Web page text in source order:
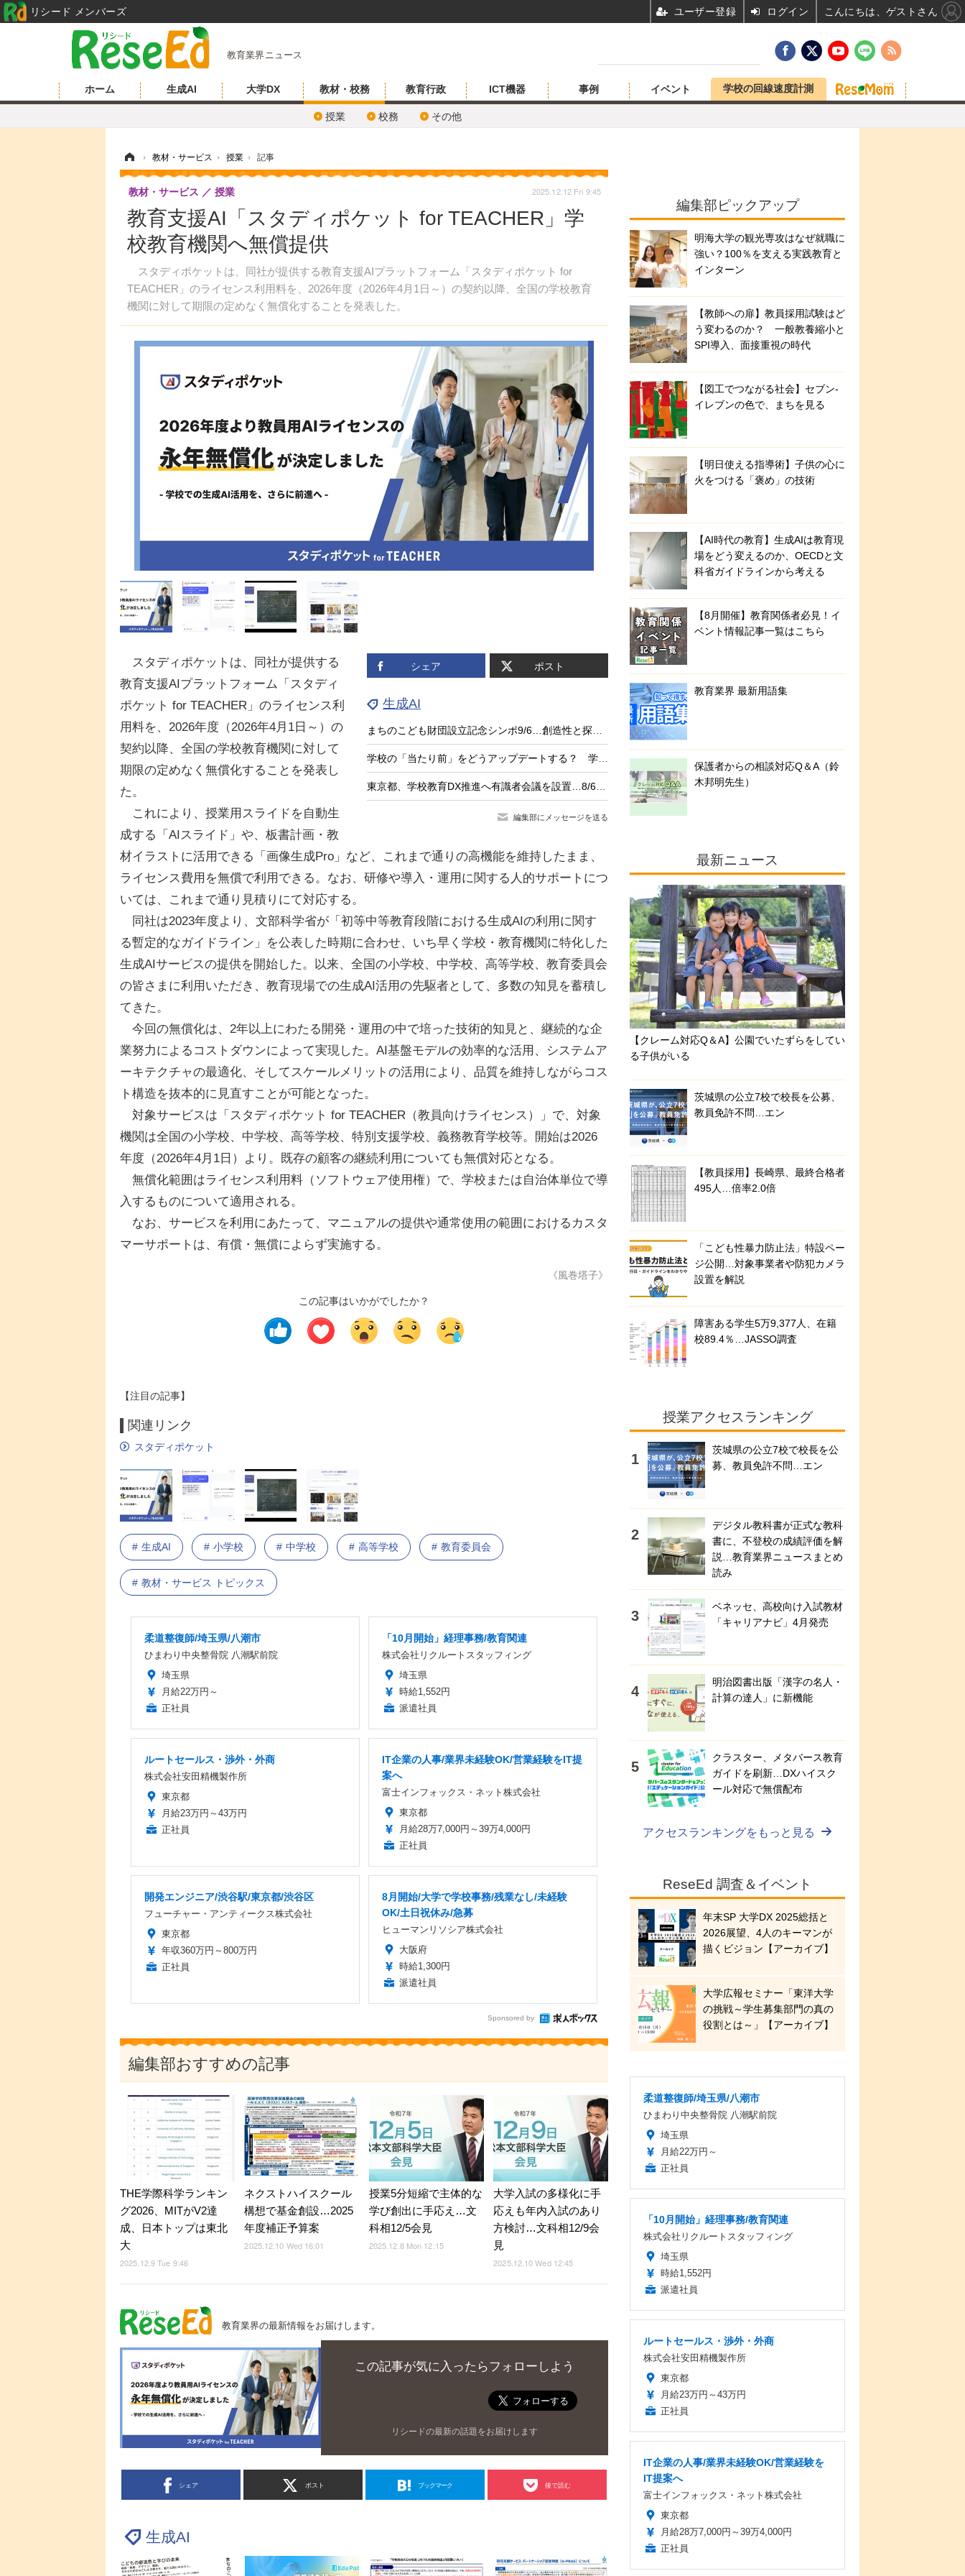
教育業界ニュース
ホーム 生成AI 大学DX 教材・校務
授業 校務 その他
教育行政 ICT機器 事例 イベント 学校の回線速度計測
› 教材・サービス › 授業 › 記事
教育支援AI「スタディポケット for TEACHER」学
校教育機関へ無償提供
スタディポケットは、同社が提供する教育支援AIプラットフォーム「スタディポケット for
TEACHER」のライセンス利用料を、2026年度（2026年4月1日～）の契約以降、全国の学校教育
機関に対して期限の定めなく無償化することを発表した。
教材・サービス 授業 2025.12.12 Fri 9:45
シェア ポスト
生成AI
まちのこども財団設立記念シンポ9/6…創造性と探究の未来を考える
学校の「当たり前」をどうアップデートする？ 学校改革とAI時代の実践に学ぶ
東京都、学校教育DX推進へ有識者会議を設置…8/6初会合
編集部にメッセージを送る
スタディポケットは、同社が提供する
教育支援AIプラットフォーム「スタディ
ポケット for TEACHER」のライセンス利
用料を、2026年度（2026年4月1日～）の
契約以降、全国の学校教育機関に対して
期限の定めなく無償化することを発表し
た。
これにより、授業用スライドを自動生
成する「AIスライド」や、板書計画・教
材イラストに活用できる「画像生成Pro」など、これまで通りの高機能を維持したまま、
ライセンス費用を無償で利用できる。なお、研修や導入・運用に関する人的サポートにつ
いては、これまで通り見積りにて対応する。
同社は2023年度より、文部科学省が「初等中等教育段階における生成AIの利用に関す
る暫定的なガイドライン」を公表した時期に合わせ、いち早く学校・教育機関に特化した
生成AIサービスの提供を開始した。以来、全国の小学校、中学校、高等学校、教育委員会
の皆さまに利用いただき、教育現場での生成AI活用の先駆者として、多数の知見を蓄積し
てきた。
今回の無償化は、2年以上にわたる開発・運用の中で培った技術的知見と、継続的な企
業努力によるコストダウンによって実現した。AI基盤モデルの効率的な活用、システムア
ーキテクチャの最適化、そしてスケールメリットの活用により、品質を維持しながらコス
ト構造を抜本的に見直すことが可能となった。
対象サービスは「スタディポケット for TEACHER（教員向けライセンス）」で、対象
機関は全国の小学校、中学校、高等学校、特別支援学校、義務教育学校等。開始は2026
年度（2026年4月1日）より。既存の顧客の継続利用についても無償対応となる。
無償化範囲はライセンス利用料（ソフトウェア使用権）で、学校または自治体単位で導
入するものについて適用される。
なお、サービスを利用にあたって、マニュアルの提供や通常使用の範囲におけるカスタ
マーサポートは、有償・無償によらず実施する。
《風巻塔子》
この記事はいかがでしたか？
【注目の記事】
関連リンク
スタディポケット
生成AI 小学校 中学校 高等学校 教育委員会
教材・サービス トピックス
柔道整復師/埼玉県/八潮市
ひまわり中央整骨院 八潮駅前院
埼玉県
月給22万円～
正社員
「10月開始」経理事務/教育関連
株式会社リクルートスタッフィング
埼玉県
時給1,552円
派遣社員
ルートセールス・渉外・外商
株式会社安田精機製作所
東京都
月給23万円～43万円
正社員
IT企業の人事/業界未経験OK/営業経験をIT提
案へ
富士インフォックス・ネット株式会社
東京都
月給28万7,000円～39万4,000円
正社員
開発エンジニア/渋谷駅/東京都/渋谷区
フューチャー・アンティークス株式会社
東京都
年収360万円～800万円
正社員
8月開始/大学で学校事務/残業なし/未経験
OK/土日祝休み/急募
ヒューマンリソシア株式会社
大阪府
時給1,300円
派遣社員
Sponsored by
編集部おすすめの記事
THE学際科学ランキン
グ2026、MITがV2達
成、日本トップは東北
大
2025.12.9 Tue 9:46
ネクストハイスクール
構想で基金創設…2025
年度補正予算案
2025.12.10 Wed 16:01
授業5分短縮で主体的な
学び創出に手応え…文
科相12/5会見
2025.12.8 Mon 12:15
大学入試の多様化に手
応えも年内入試のあり
方検討…文科相12/9会
見
2025.12.10 Wed 12:45
教育業界の最新情報をお届けします。
この記事が気に入ったらフォローしよう
リシードの最新の話題をお届けします
シェア ポスト ブックマーク 後で読む
生成AI
編集部ピックアップ
明海大学の観光専攻はなぜ就職に
強い？100％を支える実践教育と
インターン
【教師への扉】教員採用試験はど
う変わるのか？ 一般教養縮小と
SPI導入、面接重視の時代
【図工でつながる社会】セブン‐
イレブンの色で、まちを見る
【明日使える指導術】子供の心に
火をつける「褒め」の技術
【AI時代の教育】生成AIは教育現
場をどう変えるのか、OECDと文
科省ガイドラインから考える
【8月開催】教育関係者必見！イ
ベント情報記事一覧はこちら
教育業界 最新用語集
保護者からの相談対応Q＆A（鈴
木邦明先生）
最新ニュース
【クレーム対応Q＆A】公園でいたずらをしてい
る子供がいる
茨城県の公立7校で校長を公募、
教員免許不問…エン
【教員採用】長崎県、最終合格者
495人…倍率2.0倍
「こども性暴力防止法」特設ペー
ジ公開…対象事業者や防犯カメラ
設置を解説
障害ある学生5万9,377人、在籍
校89.4％…JASSO調査
授業アクセスランキング
茨城県の公立7校で校長を公
募、教員免許不問…エン
デジタル教科書が正式な教科
書に、不登校の成績評価を解
説…教育業界ニュースまとめ
読み
ベネッセ、高校向け入試教材
「キャリアナビ」4月発売
明治図書出版「漢字の名人・
計算の達人」に新機能
クラスター、メタバース教育
ガイドを刷新…DXハイスク
ール対応で無償配布
アクセスランキングをもっと見る
ReseEd 調査＆イベント
年末SP 大学DX 2025総括と
2026展望、4人のキーマンが
描くビジョン【アーカイブ】
大学広報セミナー「東洋大学
の挑戦～学生募集部門の真の
役割とは～」【アーカイブ】
柔道整復師/埼玉県/八潮市
ひまわり中央整骨院 八潮駅前院
埼玉県
月給22万円～
正社員
「10月開始」経理事務/教育関連
株式会社リクルートスタッフィング
埼玉県
時給1,552円
派遣社員
ルートセールス・渉外・外商
株式会社安田精機製作所
東京都
月給23万円～43万円
正社員
IT企業の人事/業界未経験OK/営業経験を
IT提案へ
富士インフォックス・ネット株式会社
東京都
月給28万7,000円～39万4,000円
正社員
リシード メンバーズ ユーザー登録 ログイン こんにちは、ゲストさん